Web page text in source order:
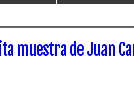
muestra de Juan